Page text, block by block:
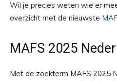
Wil je precies weten wie er
overzicht met de nieuwste
MAFS 2025
Met de zoekterm MAFS 2025